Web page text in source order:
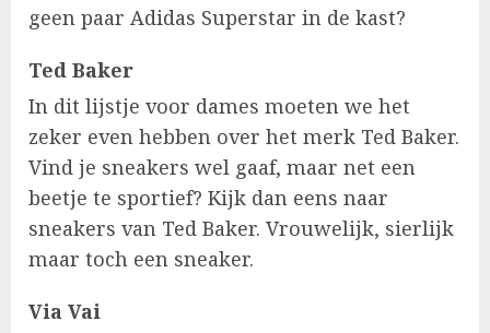
geen paar Adidas Superstar in de kast?
Ted Baker
In dit lijstje voor dames moeten we het
zeker even hebben over het merk Ted Baker.
Vind je sneakers wel gaaf, maar net een
beetje te sportief? Kijk dan eens naar
sneakers van Ted Baker. Vrouwelijk, sierlijk
maar toch een sneaker.
Via Vai